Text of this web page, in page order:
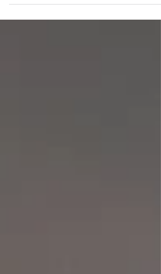
e ristoranti portando in esempio un lavoro
da noi realizzato al ristorante AL